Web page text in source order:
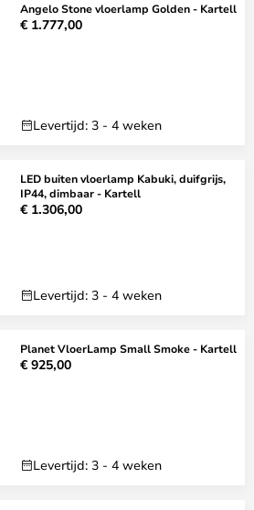
Angelo Stone vloerlamp Golden - Kartell
€ 1.777,00
Levertijd: 3 - 4 weken
LED buiten vloerlamp Kabuki, duifgrijs,
IP44, dimbaar - Kartell
€ 1.306,00
Levertijd: 3 - 4 weken
Planet VloerLamp Small Smoke - Kartell
€ 925,00
Levertijd: 3 - 4 weken